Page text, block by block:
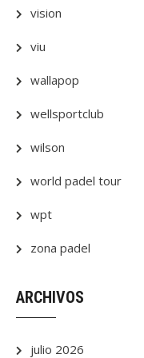
vision
viu
wallapop
wellsportclub
wilson
world padel tour
wpt
zona padel
ARCHIVOS
julio 2026